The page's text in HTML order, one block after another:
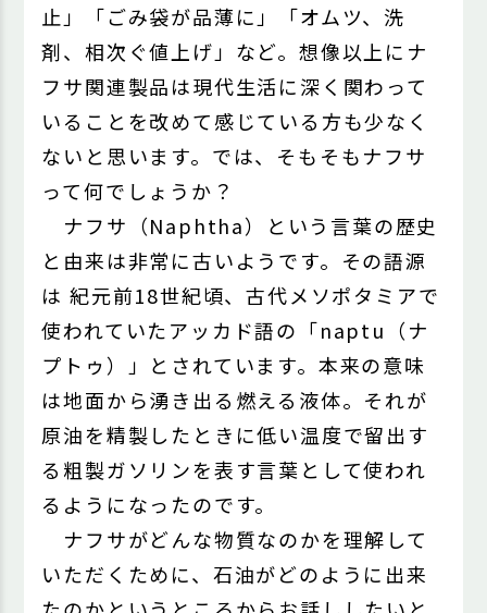
止」「ごみ袋が品薄に」「オムツ、洗
剤、相次ぐ値上げ」など。想像以上にナ
フサ関連製品は現代生活に深く関わって
いることを改めて感じている方も少なく
ないと思います。では、そもそもナフサ
って何でしょうか？
ナフサ（Naphtha）という言葉の歴史
と由来は非常に古いようです。その語源
は 紀元前18世紀頃、古代メソポタミアで
使われていたアッカド語の「naptu（ナ
プトゥ）」とされています。本来の意味
は地面から湧き出る燃える液体。それが
原油を精製したときに低い温度で留出す
る粗製ガソリンを表す言葉として使われ
るようになったのです。
ナフサがどんな物質なのかを理解して
いただくために、石油がどのように出来